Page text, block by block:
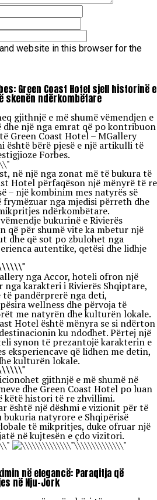
website in this browser for the
Green Coast Hotel sjell historinë e
skenën ndërkombëtare
gjithnjë e më shumë vëmendjen e
një nga emrat që po kontribuon
Green Coast Hotel – MGallery
është bërë pjesë e një artikulli të
Forbes.
në një nga zonat më të bukura të
Hotel përfaqëson një mënyrë të re
– një kombinim mes natyrës së
nga mjedisi përreth dhe
ndërkombëtare.
bukurinë e Rivierës
që për shumë vite ka mbetur një
dhe që sot po zbulohet nga
autentike, qetësi dhe lidhje
nga Accor, hoteli ofron një
nga karakteri i Rivierës Shqiptare,
të pandërprerë nga deti,
wellness dhe përvoja të
me natyrën dhe kulturën lokale.
Hotel është mënyra se si ndërton
ku ndodhet. Përtej një
synon të prezantojë karakterin e
eksperiencave që lidhen me detin,
kulturën lokale.
gjithnjë e më shumë në
dhe Green Coast Hotel po luan
këtë histori të re zhvillimi.
është një dëshmi e vizionit për të
natyrore e Shqipërisë
të mikpritjes, duke ofruar një
në kujtesën e çdo vizitori.
në elegancë: Paraqitja që
në Nju-Jork